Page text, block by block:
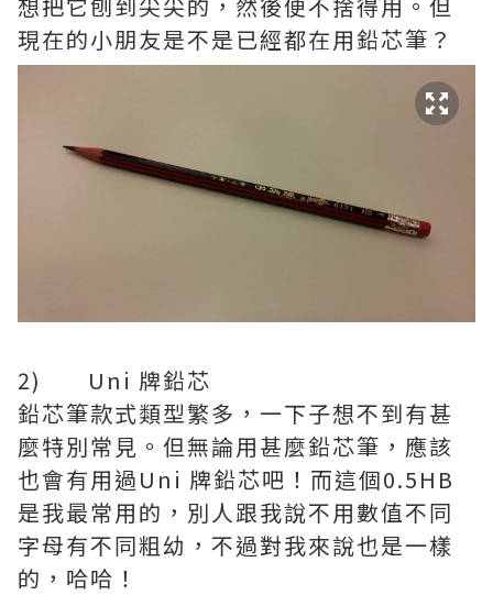
現在的小朋友是不是已經都在用鉛芯筆？
2) Uni 牌鉛芯
鉛芯筆款式類型繁多，一下子想不到有甚
麼特別常見。但無論用甚麼鉛芯筆，應該
也會有用過Uni 牌鉛芯吧！而這個0.5HB
是我最常用的，別人跟我說不用數值不同
字母有不同粗幼，不過對我來說也是一樣
的，哈哈！